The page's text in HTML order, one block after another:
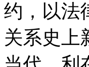
约，以法
关系史上